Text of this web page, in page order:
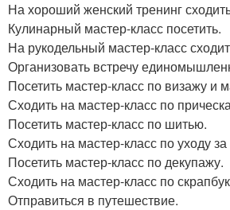
На хороший женский тренинг
Кулинарный мастер-класс посетить.
На рукодельный мастер-класс
Организовать встречу
Посетить мастер-класс по визажу и
Сходить на мастер-класс по
Посетить мастер-класс по шитью.
Сходить на мастер-класс по уходу
Посетить мастер-класс по декупажу.
Сходить на мастер-класс по
Отправиться в путешествие.